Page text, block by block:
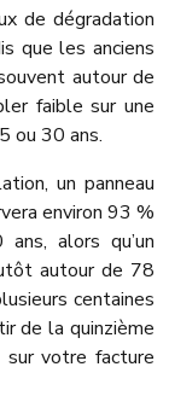
de dégradation
que les anciens
autour de
faible sur une
ou 30 ans.
un panneau
environ 93 %
alors qu’un
autour de 78
centaines
de la quinzième
sur votre facture